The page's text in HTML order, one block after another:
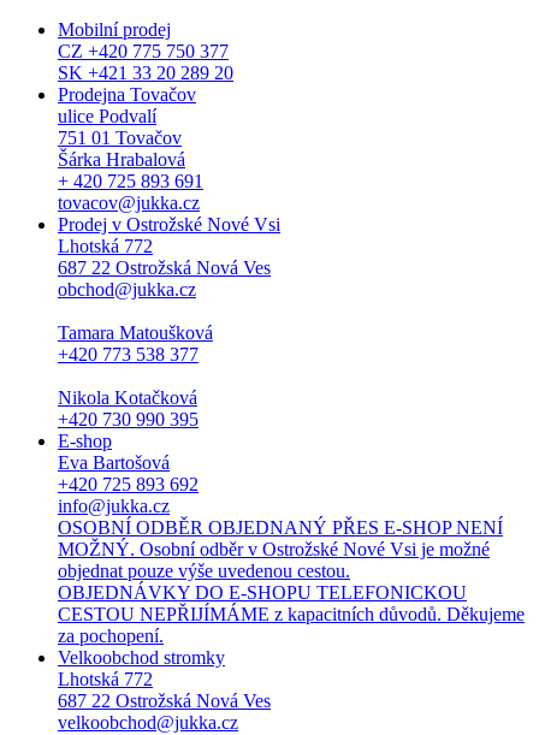
Mobilní prodej
CZ +420 775 750 377
SK +421 33 20 289 20
Prodejna Tovačov
ulice Podvalí
751 01 Tovačov
Šárka Hrabalová
+ 420 725 893 691
tovacov@jukka.cz
Prodej v Ostrožské Nové Vsi
Lhotská 772
687 22 Ostrožská Nová Ves
obchod@jukka.cz
Tamara Matoušková
+420 773 538 377
Nikola Kotačková
+420 730 990 395
E-shop
Eva Bartošová
+420 725 893 692
info@jukka.cz
OSOBNÍ ODBĚR OBJEDNANÝ PŘES E-SHOP NENÍ
MOŽNÝ. Osobní odběr v Ostrožské Nové Vsi je možné
objednat pouze výše uvedenou cestou.
OBJEDNÁVKY DO E-SHOPU TELEFONICKOU
CESTOU NEPŘIJÍMÁME z kapacitních důvodů. Děkujeme
za pochopení.
Velkoobchod stromky
Lhotská 772
687 22 Ostrožská Nová Ves
velkoobchod@jukka.cz